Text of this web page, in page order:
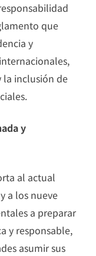
que
y
la inclusión de
y
al actual
a los nueve
a preparar
y responsable,
asumir sus